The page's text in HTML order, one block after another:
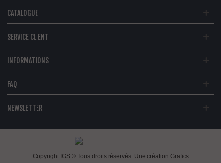
CATALOGUE
SERVICE CLIENT
INFORMATIONS
FAQ
NEWSLETTER
Copyright IGS © Tous droits réservés. Une création Grafics